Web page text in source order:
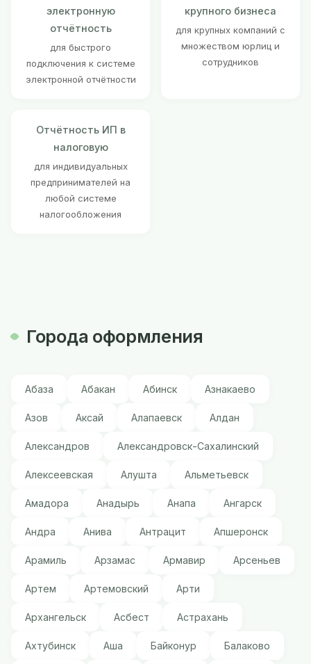
электронную
отчётность
для быстрого
подключения к системе
электронной отчётности
крупного бизнеса
для крупных компаний с
множеством юрлиц и
сотрудников
Отчётность ИП в
налоговую
для индивидуальных
предпринимателей на
любой системе
налогообложения
Города оформления
Абаза Абакан Абинск Азнакаево
Азов Аксай Алапаевск Алдан
Александров Александровск-Сахалинский
Алексеевская Алушта Альметьевск
Амадора Анадырь Анапа Ангарск
Андра Анива Антрацит Апшеронск
Арамиль Арзамас Армавир Арсеньев
Артем Артемовский Арти
Архангельск Асбест Астрахань
Ахтубинск Аша Байконур Балаково